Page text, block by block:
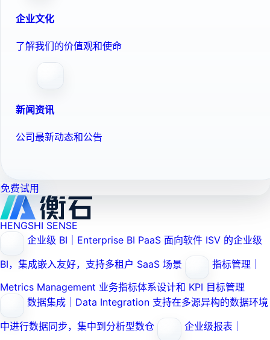
企业文化
了解我们的价值观和使命
新闻资讯
公司最新动态和公告
免费试用
HENGSHI SENSE
企业级 BI｜Enterprise BI PaaS 面向软件 ISV 的企业级
BI，集成嵌入友好，支持多租户 SaaS 场景
指标管理｜
Metrics Management 业务指标体系设计和 KPI 目标管理
数据集成｜Data Integration 支持在多源异构的数据环境
中进行数据同步，集中到分析型数仓
企业级报表｜